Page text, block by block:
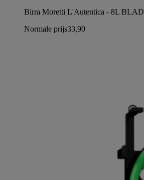
Birra Moretti L'Autentica - 8L
Normale prijs33,90